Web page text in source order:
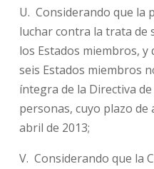
U. Considerando que la
luchar contra la trata de
los Estados miembros, y
seis Estados miembros
íntegra de la Directiva
personas, cuyo plazo de
abril de 2013;
V. Considerando que la